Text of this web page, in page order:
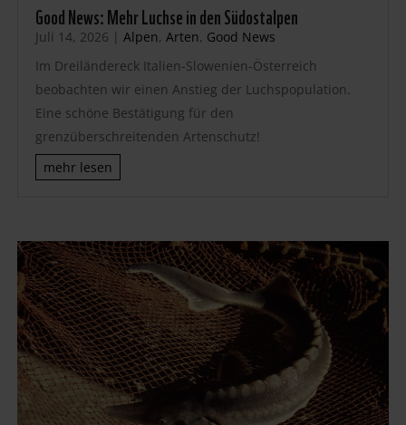
Good News: Mehr Luchse in den Südostalpen
Juli 14, 2026 | Alpen, Arten, Good News
Im Dreiländereck Italien-Slowenien-Österreich
beobachten wir einen Anstieg der Luchspopulation.
Eine schöne Bestätigung für den
grenzüberschreitenden Artenschutz!
mehr lesen